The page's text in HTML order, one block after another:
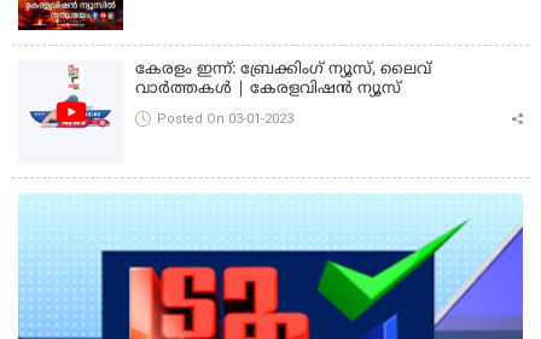
കേരളം ഇന്ന്: ബ്രേക്കിംഗ് ന്യൂസ്, ലൈവ്
വാർത്തകൾ | കേരളവിഷൻ ന്യൂസ്
Posted On 03-01-2023